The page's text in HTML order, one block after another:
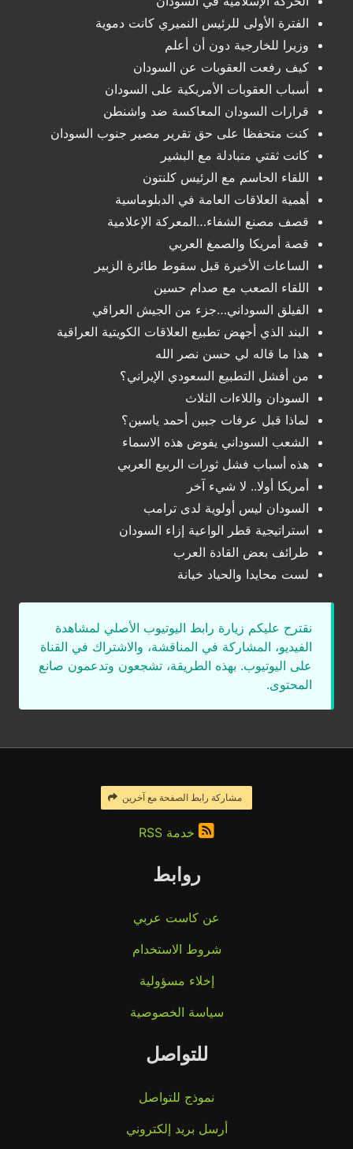
الفترة الأولى للرئيس النميري كانت دموية
وزيرا للخارجية دون أن أعلم
كيف رفعت العقوبات عن السودان
أسباب العقوبات الأمريكية على السودان
قرارات السودان المعاكسة ضد واشنطن
كنت متحفظا على حق تقرير مصير جنوب السودان
كانت ثقتي متبادلة مع البشير
اللقاء الحاسم مع الرئيس كلنتون
أهمية العلاقات العامة في الدبلوماسية
قصف مصنع الشفاء…المعركة الإعلامية
قصة أمريكا والصمغ العربي
الساعات الأخيرة قبل سقوط طائرة الزبير
اللقاء الصعب مع صدام حسين
الفيلق السوداني…جزء من الجيش العراقي
البند الذي أجهض تطبيع العلاقات الكويتية العراقية
هذا ما قاله لي حسن نصر الله
من أفشل التطبيع السعودي الإيراني؟
السودان واللاءات الثلاث
لماذا قبل عرفات جبين أحمد ياسين؟
الشعب السوداني يفوض هذه الاسماء
هذه أسباب فشل ثورات الربيع العربي
أمريكا أولا.. لا شيء آخر
السودان ليس أولوية لدى ترامب
استراتيجية قطر الواعية إزاء السودان
طرائف بعض القادة العرب
لست محايدا والحياد خيانة
نقترح عليكم زيارة رابط اليوتيوب الأصلي لمشاهدة
الفيديو، المشاركة في المناقشة، والاشتراك في القناة
على اليوتيوب. بهذه الطريقة، تشجعون وتدعمون صانع
المحتوى.
مشاركة رابط الصفحة مع آخرين
خدمة RSS
روابط
عن كاست عربي
شروط الاستخدام
إخلاء مسؤولية
سياسة الخصوصية
للتواصل
نموذج للتواصل
أرسل بريد إلكتروني